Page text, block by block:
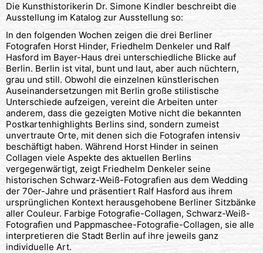
Die Kunsthistorikerin Dr. Simone Kindler beschreibt die
Ausstellung im Katalog zur Ausstellung so:
In den folgenden Wochen zeigen die drei Berliner
Fotografen Horst Hinder, Friedhelm Denkeler und Ralf
Hasford im Bayer-Haus drei unterschiedliche Blicke auf
Berlin. Berlin ist vital, bunt und laut, aber auch nüchtern,
grau und still. Obwohl die einzelnen künstlerischen
Auseinandersetzungen mit Berlin große stilistische
Unterschiede aufzeigen, vereint die Arbeiten unter
anderem, dass die gezeigten Motive nicht die bekannten
Postkartenhighlights Berlins sind, sondern zumeist
unvertraute Orte, mit denen sich die Fotografen intensiv
beschäftigt haben. Während Horst Hinder in seinen
Collagen viele Aspekte des aktuellen Berlins
vergegenwärtigt, zeigt Friedhelm Denkeler seine
historischen Schwarz-Weiß-Fotografien aus dem Wedding
der 70er-Jahre und präsentiert Ralf Hasford aus ihrem
ursprünglichen Kontext herausgehobene Berliner Sitzbänke
aller Couleur. Farbige Fotografie-Collagen, Schwarz-Weiß-
Fotografien und Pappmaschee-Fotografie-Collagen, sie alle
interpretieren die Stadt Berlin auf ihre jeweils ganz
individuelle Art.